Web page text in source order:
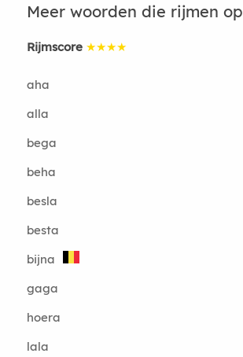
Meer woorden die rijmen op
Rijmscore ★★★★
aha
alla
bega
beha
besla
besta
bijna
gaga
hoera
lala